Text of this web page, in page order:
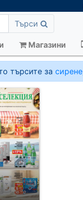
Търси
Магазини
търсите за сирене